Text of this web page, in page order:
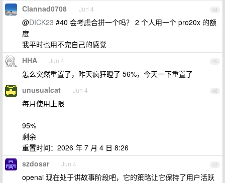
44
Clannad0708 Jun 4
@DICK23 #40 会考虑合拼一个吗？ 2 个人用一个 pro20x 的额
度
我平时也用不完自己的感觉
45
HHA Jun 4
怎么突然重置了，昨天疯狂瞪了 56%，今天一下重置了
46
unusualcat Jun 4
每月使用上限
95%
剩余
重置时间：2026 年 7 月 4 日 8:26
47
szdosar Jun 4
openai 现在处于讲故事阶段吧，它的策略让它保持了用户活跃